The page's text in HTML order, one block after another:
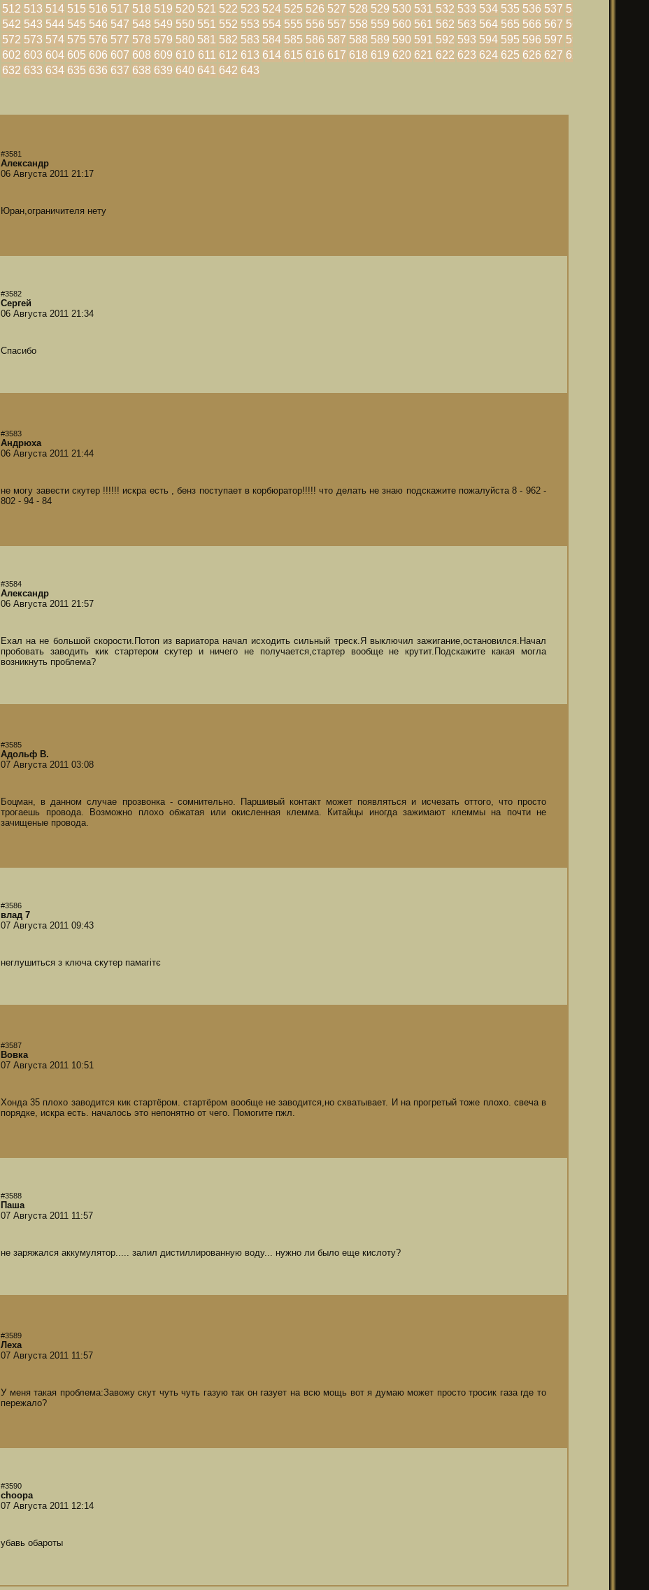
512 513 514 515 516 517 518 519 520 521 522 523 524 525 526 527 528 529 530 531 532 533 534 535 536 537 538
542 543 544 545 546 547 548 549 550 551 552 553 554 555 556 557 558 559 560 561 562 563 564 565 566 567 568
572 573 574 575 576 577 578 579 580 581 582 583 584 585 586 587 588 589 590 591 592 593 594 595 596 597 598
602 603 604 605 606 607 608 609 610 611 612 613 614 615 616 617 618 619 620 621 622 623 624 625 626 627 628
632 633 634 635 636 637 638 639 640 641 642 643
#3581
Александр
06 Августа 2011 21:17
Юран,ограничителя нету
#3582
Сергей
06 Августа 2011 21:34
Спасибо
#3583
Андрюха
06 Августа 2011 21:44
не могу завести скутер !!!!!! искра есть , бенз поступает в корбюратор!!!!! что делать не знаю подскажите пожалуйста 8 - 962 -
802 - 94 - 84
#3584
Александр
06 Августа 2011 21:57
Ехал на не большой скорости.Потоп из вариатора начал исходить сильный треск.Я выключил зажигание,остановился.Начал
пробовать заводить кик стартером скутер и ничего не получается,стартер вообще не крутит.Подскажите какая могла
возникнуть проблема?
#3585
Адольф В.
07 Августа 2011 03:08
Боцман, в данном случае прозвонка - сомнительно. Паршивый контакт может появляться и исчезать оттого, что просто
трогаешь провода. Возможно плохо обжатая или окисленная клемма. Китайцы иногда зажимают клеммы на почти не
зачищеные провода.
#3586
влад 7
07 Августа 2011 09:43
неглушиться з ключа скутер памагітє
#3587
Вовка
07 Августа 2011 10:51
Хонда 35 плохо заводится кик стартёром. стартёром вообще не заводится,но схватывает. И на прогретый тоже плохо. свеча в
порядке, искра есть. началось это непонятно от чего. Помогите пжл.
#3588
Паша
07 Августа 2011 11:57
не заряжался аккумулятор..... залил дистиллированную воду... нужно ли было еще кислоту?
#3589
Леха
07 Августа 2011 11:57
У меня такая проблема:Завожу скут чуть чуть газую так он газует на всю мощь вот я думаю может просто тросик газа где то
пережало?
#3590
choopa
07 Августа 2011 12:14
убавь обароты